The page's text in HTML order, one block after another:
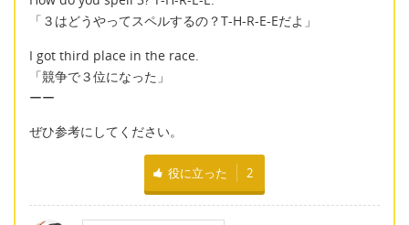
「３はどうやってスペルするの？T-H-R-E-Eだよ」
I got third place in the race.
「競争で３位になった」
ーー
ぜひ参考にしてください。
役に立った 2